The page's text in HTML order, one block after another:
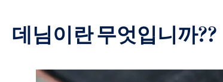
데님이란 무엇입니까??